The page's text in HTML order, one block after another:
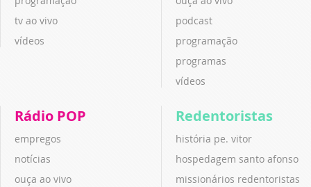
tv ao vivo
vídeos
podcast
programação
programas
vídeos
Rádio POP
empregos
notícias
ouça ao vivo
Redentoristas
história pe. vitor
hospedagem santo afonso
missionários redentoristas